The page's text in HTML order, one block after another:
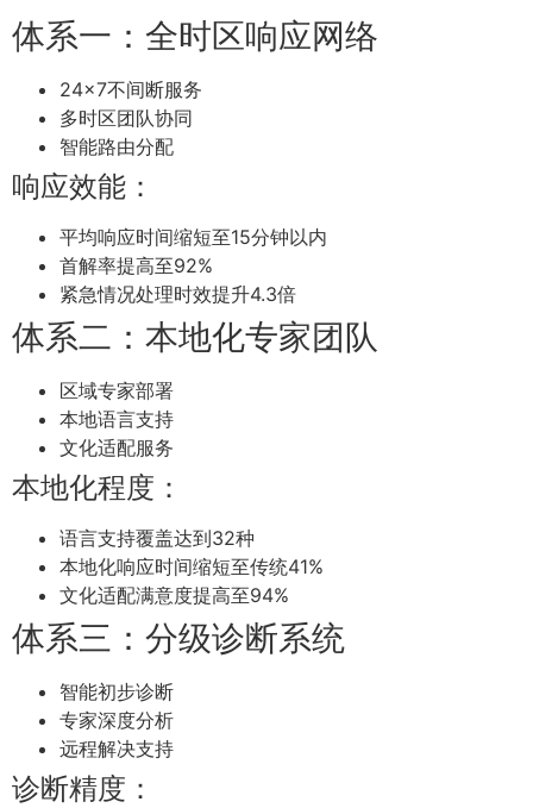
体系一：全时区响应网络
24×7不间断服务
多时区团队协同
智能路由分配
响应效能：
平均响应时间缩短至15分钟以内
首解率提高至92%
紧急情况处理时效提升4.3倍
体系二：本地化专家团队
区域专家部署
本地语言支持
文化适配服务
本地化程度：
语言支持覆盖达到32种
本地化响应时间缩短至传统41%
文化适配满意度提高至94%
体系三：分级诊断系统
智能初步诊断
专家深度分析
远程解决支持
诊断精度：